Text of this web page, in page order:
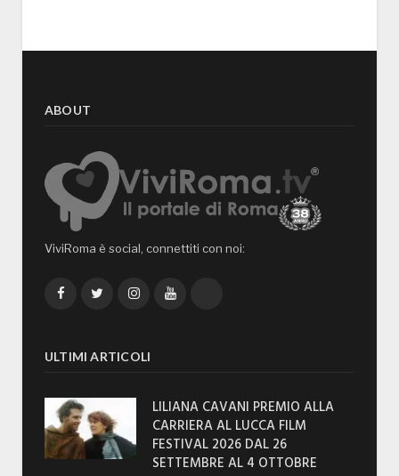
ABOUT
ViviRoma è social, connettiti con noi:
FacebookTwitterInstagramYouTube
ULTIMI ARTICOLI
LILIANA CAVANI PREMIO ALLA
CARRIERA AL LUCCA FILM
FESTIVAL 2026 DAL 26
SETTEMBRE AL 4 OTTOBRE